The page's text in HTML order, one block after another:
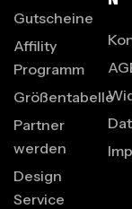
Gutscheine
Affility
Programm
Größentabelle
Partner
werden
Design
Service